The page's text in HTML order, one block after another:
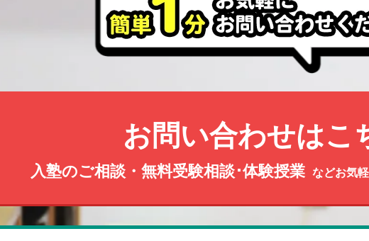
お問い合わせはこ
入塾のご相談・無料受験相談･体験授業 などお気